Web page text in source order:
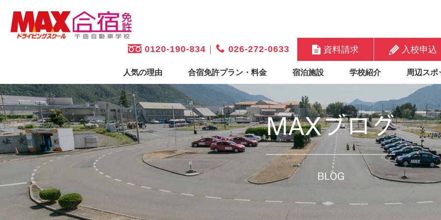
0120-190-834 026-272-0633 資料請求 入校申込
人気の理由 合宿免許プラン・料金 宿泊施設 学校紹介 周辺スポ
MAXブログ
BLOG